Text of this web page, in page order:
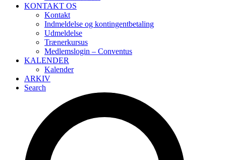
KONTAKT OS
Kontakt
Indmeldelse og kontingentbetaling
Udmeldelse
Trænerkursus
Medlemslogin – Conventus
KALENDER
Kalender
ARKIV
Search